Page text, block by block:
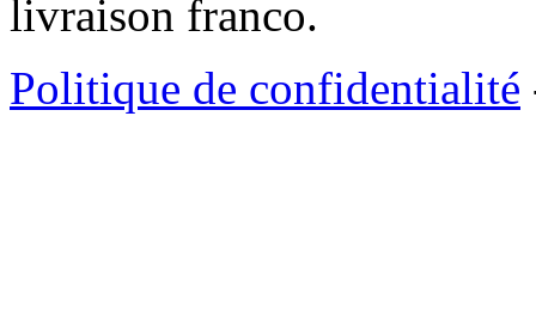
livraison franco.
Politique de confidentialité